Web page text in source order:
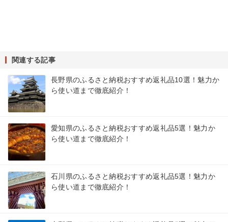
関連する記事
長野県のふるさと納税おすすめ返礼品10選！魅力か
ら使い道まで徹底紹介！
愛知県のふるさと納税おすすめ返礼品5選！魅力か
ら使い道まで徹底紹介！
石川県のふるさと納税おすすめ返礼品5選！魅力か
ら使い道まで徹底紹介！